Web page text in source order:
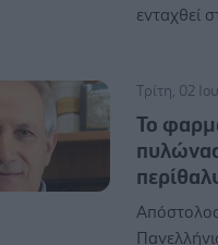
ενταχθεί
Τρίτη, 02
Το